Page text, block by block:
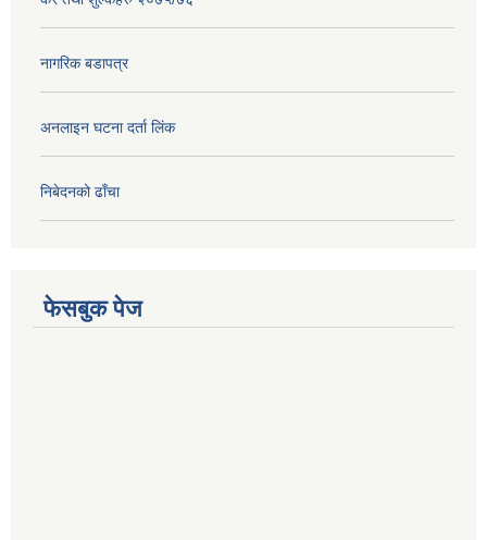
नागरिक बडापत्र
अनलाइन घटना दर्ता लिंक
निबेदनको ढाँचा
फेसबुक पेज